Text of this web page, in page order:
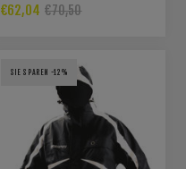
€62,04 €70,50
SIE SPAREN -12%